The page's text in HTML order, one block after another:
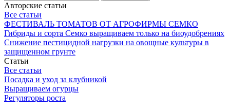
Авторские статьи
Все статьи
ФЕСТИВАЛЬ ТОМАТОВ ОТ АГРОФИРМЫ СЕМКО
Гибриды и сорта Семко выращиваем только на биоудобрениях
Снижение пестицидной нагрузки на овощные культуры в
защищенном грунте
Статьи
Все статьи
Посадка и уход за клубникой
Выращиваем огурцы
Регуляторы роста